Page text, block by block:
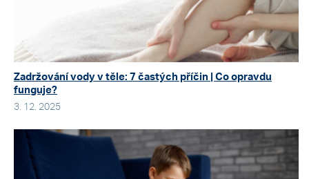
Zadržování vody v těle: 7 častých příčin | Co opravdu
funguje?
3. 12. 2025